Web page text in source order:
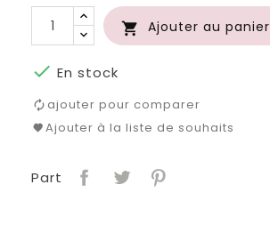
 Ajouter au panier
 En stock
ajouter pour comparer
Ajouter à la liste de souhaits
Part